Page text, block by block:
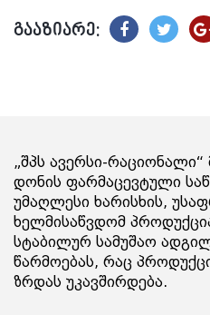
გააზიარე:
„შპს ავერსი-
დონის ფარმაცევტული
უმაღლესი ხარისხის,
ხელმისაწვდომ
სტაბილურ სამუშაო
წარმოებას, რაც
ზრდას უკავშირდება.